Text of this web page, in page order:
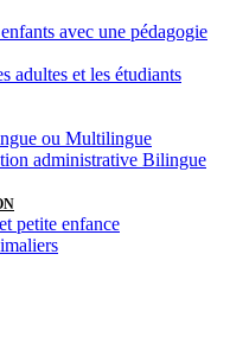
avec une pédagogie
adultes et les étudiants
ou Multilingue
administrative Bilingue
petite enfance